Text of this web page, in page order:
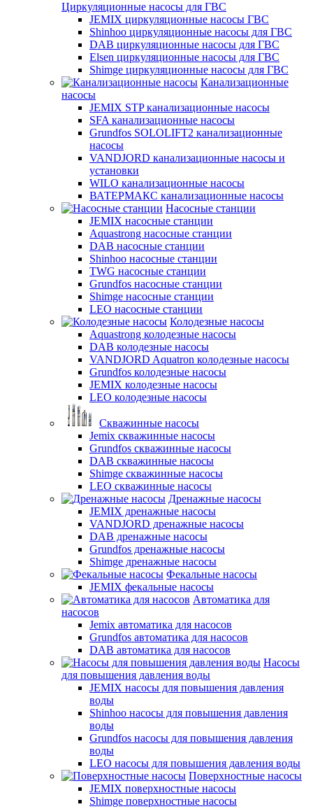
Циркуляционные насосы для ГВС
JEMIX циркуляционные насосы ГВС
Shinhoo циркуляционные насосы для ГВС
DAB циркуляционные насосы для ГВС
Elsen циркуляционные насосы для ГВС
Shimge циркуляционные насосы для ГВС
Канализационные
насосы
JEMIX STP канализационные насосы
SFA канализационные насосы
Grundfos SOLOLIFT2 канализационные
насосы
VANDJORD канализационные насосы и
установки
WILO канализационные насосы
ВАТЕРМАКС канализационные насосы
Насосные станции
JEMIX насосные станции
Aquastrong насосные станции
DAB насосные станции
Shinhoo насосные станции
TWG насосные станции
Grundfos насосные станции
Shimge насосные станции
LEO насосные станции
Колодезные насосы
Aquastrong колодезные насосы
DAB колодезные насосы
VANDJORD Aquatron колодезные насосы
Grundfos колодезные насосы
JEMIX колодезные насосы
LEO колодезные насосы
Скважинные насосы
Jemix cкважинные насосы
Grundfos скважинные насосы
DAB скважинные насосы
Shimge скважинные насосы
LEO скважинные насосы
Дренажные насосы
JEMIX дренажные насосы
VANDJORD дренажные насосы
DAB дренажные насосы
Grundfos дренажные насосы
Shimge дренажные насосы
Фекальные насосы
JEMIX фекальные насосы
Автоматика для
насосов
Jemix автоматика для насосов
Grundfos автоматика для насосов
DAB автоматика для насосов
Насосы
для повышения давления воды
JEMIX насосы для повышения давления
воды
Shinhoo насосы для повышения давления
воды
Grundfos насосы для повышения давления
воды
LEO насосы для повышения давления воды
Поверхностные насосы
JEMIX поверхностные насосы
Shimge поверхностные насосы